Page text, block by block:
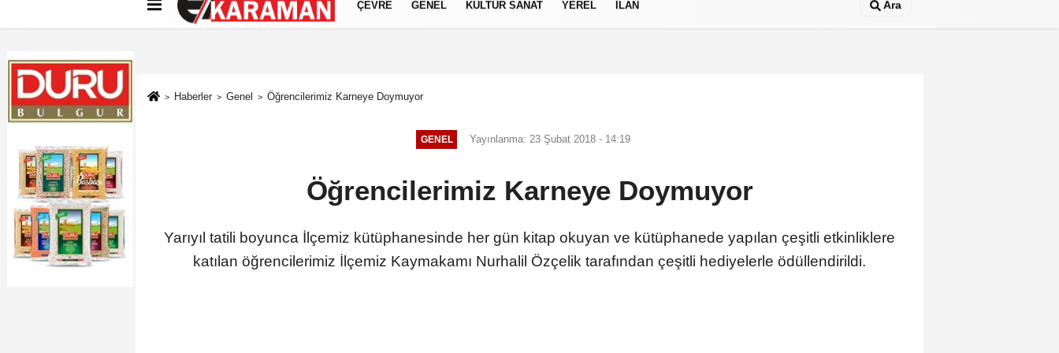
Künye İletişim Çerez Politikası Gizlilik İlkeleri
ÇEVRE GENEL KÜLTÜR SANAT YEREL İLAN Ara
Haberler Genel Öğrencilerimiz Karneye Doymuyor
GENEL Yayınlanma: 23 Şubat 2018 - 14:19
Öğrencilerimiz Karneye Doymuyor
Yarıyıl tatili boyunca İlçemiz kütüphanesinde her gün kitap okuyan ve kütüphanede yapılan çeşitli etkinliklere
katılan öğrencilerimiz İlçemiz Kaymakamı Nurhalil Özçelik tarafından çeşitli hediyelerle ödüllendirildi.